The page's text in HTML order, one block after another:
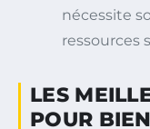
nécessite
ressources
LES
POUR